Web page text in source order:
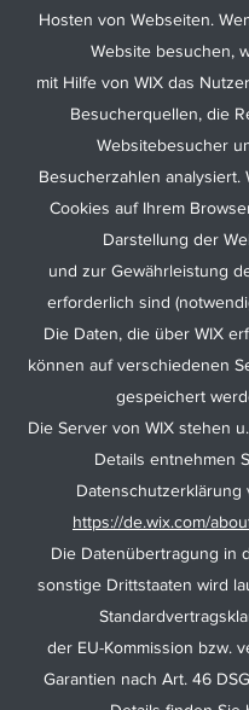
Hosten von Webseiten.
Website besuchen,
mit Hilfe von WIX das
Besucherquellen, die
Websitebesucher
Besucherzahlen analysiert.
Cookies auf Ihrem
Darstellung der
und zur Gewährleistung
erforderlich sind
Die Daten, die über WIX
können auf verschiedenen
gespeichert
Die Server von WIX stehen
Details entnehmen
Datenschutzerklärung
https://de.wix.com/
Die Datenübertragung in
sonstige Drittstaaten wird
der EU-Kommission bzw.
Garantien nach Art. 46